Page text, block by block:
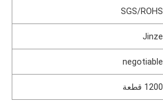
SGS/ROHS
Jinze
negotiable
1200 قطعة